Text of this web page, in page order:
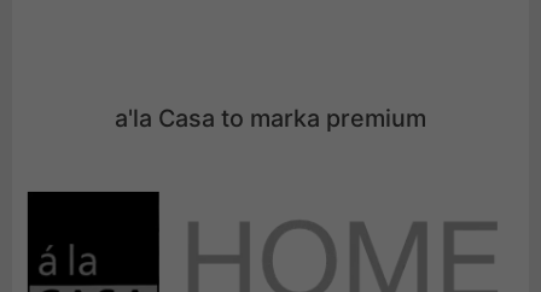
a'la Casa to marka premium